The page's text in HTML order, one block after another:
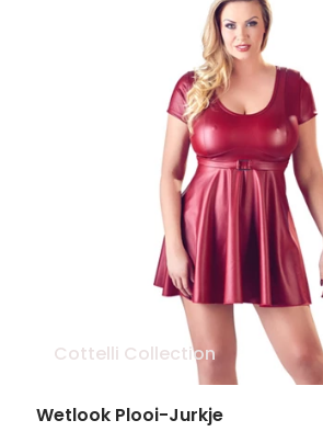
Cottelli Collection
Wetlook Plooi-Jurkje